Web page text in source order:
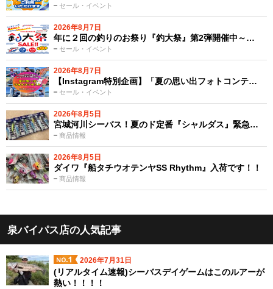
セール・イベント
2026年8月7日
セール・イベント
年に２回の釣りのお祭り『釣大祭』第2弾開催中～…
2026年8月7日
セール・イベント
【Instagram特別企画】「夏の思い出フォトコンテ…
2026年8月5日
商品情報
宮城河川シーバス！夏のド定番『シャルダス』緊急…
2026年8月5日
商品情報
ダイワ『船タチウオテンヤSS Rhythm』入荷です！！
泉バイパス店の人気記事
2026年7月31日
(リアルタイム速報)シーバスデイゲームはこのルアーが
熱い！！！！